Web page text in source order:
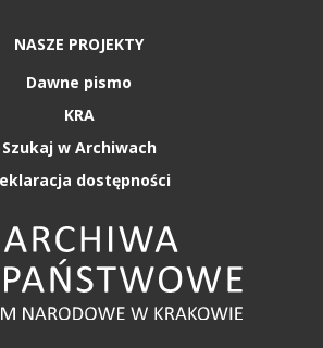
NASZE PROJEKTY
Dawne pismo
KRA
Szukaj w Archiwach
dostępności